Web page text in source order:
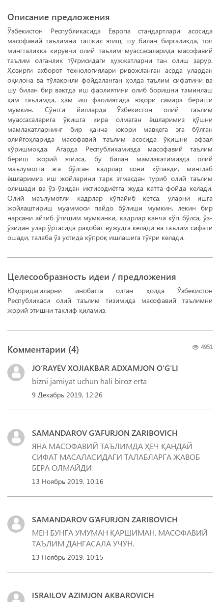
Описание предложения
Ўзбекистон Республикасида Европа стандартлари асосида
масофавий таълимни ташкил этиш, шу билан биргаликда, топ
мингталикка кирувчи олий таълим муассасаларида масофавий
таълим олганлик тўғрисидаги ҳужжатларни тан олиш зарур.
Ҳозирги ахборот технологиялари ривожланган асрда улардан
оқилона ва тўлақонли фойдаланган ҳолда таълим сифатини ва
шу билан бир вақтда иш фаолиятини олиб боришни таминлаш
ҳам таълимда, ҳам иш фаолиятида юқори самара бериши
мумкин. Сўнгги йилларда Ўзбекистон олий таълим
муассасаларига ўқишга кира олмаган ёшларимиз қўшни
мамлакатларнинг бир қанча юқори мавқега эга бўлган
олийгоҳларида масофавий таълим асосида ўқишни афзал
кўришмоқда. Агарда Республикамизда масофавий таълим
бериш жорий этилса, бу билан мамлакатимизда олий
маълумотга эга бўлган кадрлар сони кўпаяди, минглаб
ёшларимиз иш жойларини тарк этмасдан туриб олий таълим
олишади ва ўз-ўзидан иқтисодиётга жуда катта фойда келади.
Олий маълумотли кадрлар кўпайиб кетса, уларни ишга
жойлаштириш муаммоси пайдо бўлиши мумкин, лекин бир
нарсани айтиб ўтишим мумкинки, кадрлар қанча кўп бўлса, ўз-
ўзидан улар ўртасида рақобат вужудга келади ва таълим сифати
ошади, талаба ўз устида кўпроқ ишлашига тўғри келади.
Целесообразность идеи / предложения
Юқоридагиларни инобатга олган ҳолда Ўзбекистон
Республикаси олий таълим тизимида масофавий таълимни
жорий этишни таклиф қиламиз.
4951
Комментарии (4)
JO‘RAYEV XOJIAKBAR ADXAMJON O‘G‘LI
bizni jamiyat uchun hali biroz erta
9 Декабрь 2019, 12:26
SAMANDAROV G‘AFURJON ZARIBOVICH
ЯНА МАСОФАВИЙ ТАЪЛИМДА ҲЕЧ ҚАНДАЙ
СИФАТ МАСАЛАСИДАГИ ТАЛАБЛАРГА ЖАВОБ
БЕРА ОЛМАЙДИ
13 Ноябрь 2019, 10:16
SAMANDAROV G‘AFURJON ZARIBOVICH
МЕН БУНГА УМУМАН ҚАРШИМАН. МАСОФАВИЙ
ТАЪЛИМ ДАНГАСАЛА УЧУН.
13 Ноябрь 2019, 10:15
ISRAILOV AZIMJON AKBAROVICH